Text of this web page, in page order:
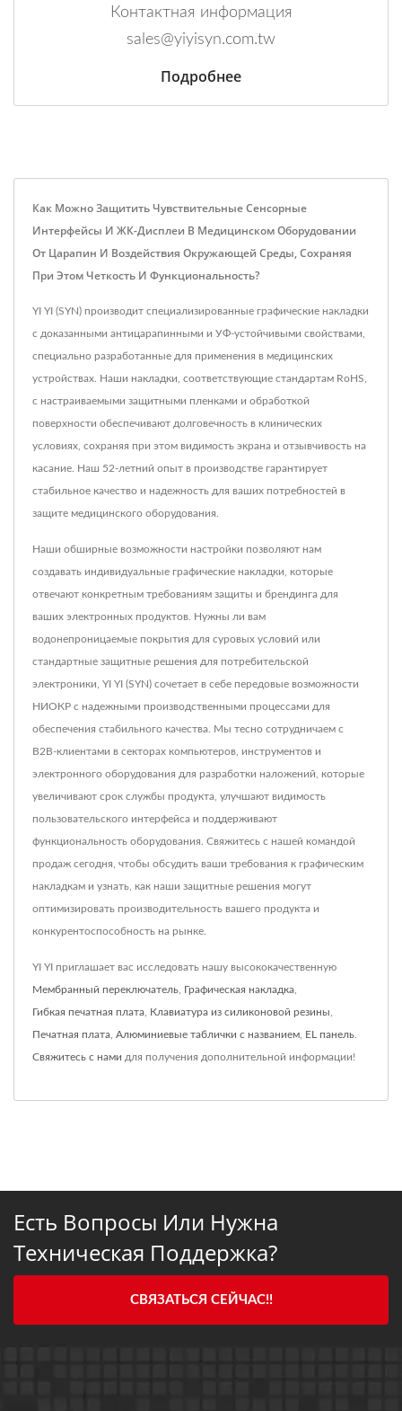
Контактная информация
sales@yiyisyn.com.tw
Подробнее
Как Можно Защитить Чувствительные Сенсорные
Интерфейсы И ЖК-Дисплеи В Медицинском Оборудовании
От Царапин И Воздействия Окружающей Среды, Сохраняя
При Этом Четкость И Функциональность?
YI YI (SYN) производит специализированные графические накладки
с доказанными антицарапинными и УФ-устойчивыми свойствами,
специально разработанные для применения в медицинских
устройствах. Наши накладки, соответствующие стандартам RoHS,
с настраиваемыми защитными пленками и обработкой
поверхности обеспечивают долговечность в клинических
условиях, сохраняя при этом видимость экрана и отзывчивость на
касание. Наш 52-летний опыт в производстве гарантирует
стабильное качество и надежность для ваших потребностей в
защите медицинского оборудования.
Наши обширные возможности настройки позволяют нам
создавать индивидуальные графические накладки, которые
отвечают конкретным требованиям защиты и брендинга для
ваших электронных продуктов. Нужны ли вам
водонепроницаемые покрытия для суровых условий или
стандартные защитные решения для потребительской
электроники, YI YI (SYN) сочетает в себе передовые возможности
НИОКР с надежными производственными процессами для
обеспечения стабильного качества. Мы тесно сотрудничаем с
B2B-клиентами в секторах компьютеров, инструментов и
электронного оборудования для разработки наложений, которые
увеличивают срок службы продукта, улучшают видимость
пользовательского интерфейса и поддерживают
функциональность оборудования. Свяжитесь с нашей командой
продаж сегодня, чтобы обсудить ваши требования к графическим
накладкам и узнать, как наши защитные решения могут
оптимизировать производительность вашего продукта и
конкурентоспособность на рынке.
YI YI приглашает вас исследовать нашу высококачественную
Мембранный переключатель Графическая накладка
Гибкая печатная плата Клавиатура из силиконовой резины
Печатная плата Алюминиевые таблички с названием EL панель
Свяжитесь с нами для получения дополнительной информации!
Есть Вопросы Или Нужна
Техническая Поддержка?
СВЯЗАТЬСЯ СЕЙЧАС!!